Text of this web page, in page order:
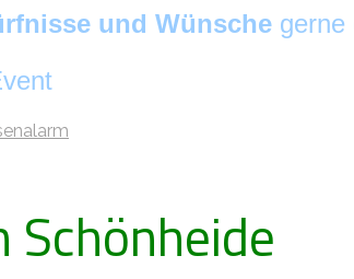
und Wünsche gerne